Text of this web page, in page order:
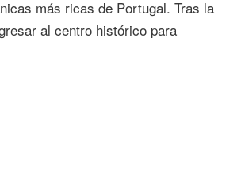
más ricas de Portugal. Tras la
al centro histórico para